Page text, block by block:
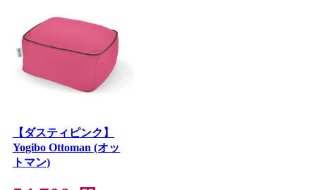
【ダスティピンク】
Yogibo Ottoman (オッ
トマン)